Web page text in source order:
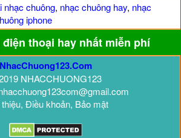
nhạc chuông, nhạc chuông hay, nhạc
iphone
thoại hay nhất miễn phí
NhacChuong123.Com
NHACCHUONG123
Điều khoản, Bảo mật